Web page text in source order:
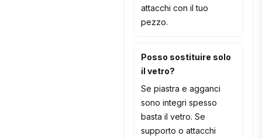
attacchi con il tuo
pezzo.
Posso sostituire solo
il vetro?
Se piastra e agganci
sono integri spesso
basta il vetro. Se
supporto o attacchi